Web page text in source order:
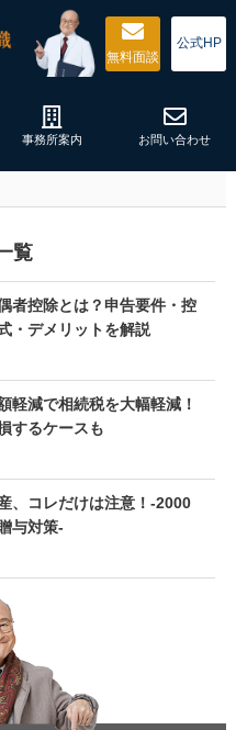
無料面談
公式HP
事務所案内 お問い合わせ
覧
者控除とは？申告要件・控
・デメリットを解説
軽減で相続税を大幅軽減！
するケースも
、コレだけは注意！-2000
与対策-